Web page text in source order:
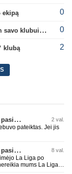
ekipą 0
X. Alonso negailėjo gražių žodžių dabartiniam savo klubui „Chelsea“ 0
klubą 2
Paaiškėjo, kas turėjo įtakos Rodri sprendimui pasirinkti Barselonos pusę 2 val.
pateiktas. Jei jis
Paaiškėjo, kas turėjo įtakos Rodri sprendimui pasirinkti Barselonos pusę 8 val.
La Liga po
mums La Liga,